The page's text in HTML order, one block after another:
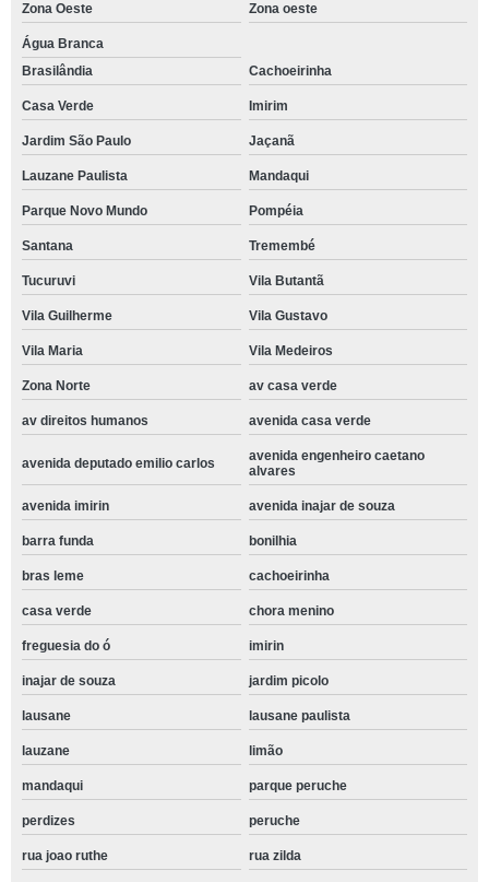
Zona Oeste Zona oeste
Água Branca
Brasilândia
Cachoeirinha
Casa Verde Imirim
Jardim São Paulo Jaçanã
Lauzane Paulista Mandaqui
Parque Novo Mundo Pompéia
Santana Tremembé
Tucuruvi Vila Butantã
Vila Guilherme Vila Gustavo
Vila Maria Vila Medeiros
Zona Norte av casa verde
av direitos humanos avenida casa verde
avenida deputado emilio carlos
avenida engenheiro caetano
alvares
avenida imirin avenida inajar de souza
barra funda bonilhia
bras leme cachoeirinha
casa verde chora menino
freguesia do ó imirin
inajar de souza jardim picolo
lausane lausane paulista
lauzane limão
mandaqui parque peruche
perdizes peruche
rua joao ruthe rua zilda